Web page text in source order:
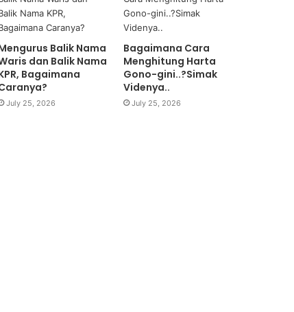
Balik Nama
dan Balik Nama
Bagaimana
July 25, 2026
Bagaimana Cara
Menghitung Harta
Gono-gini..?Simak
Videnya..
July 25, 2026